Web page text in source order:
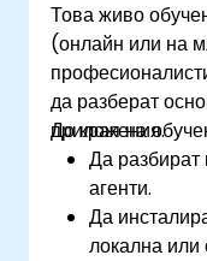
Това живо
(онлайн или на
да разберат
приложения.
До края на
Да разбират
агенти.
Да
локална или